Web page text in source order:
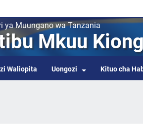
ya Muungano wa Tanzania
Mkuu
Waliopita Uongozi Kituo cha